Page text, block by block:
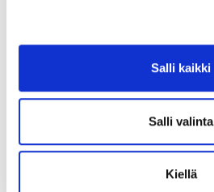
Salli kaikki
Salli valinta
Kiellä
Johtava huuto: